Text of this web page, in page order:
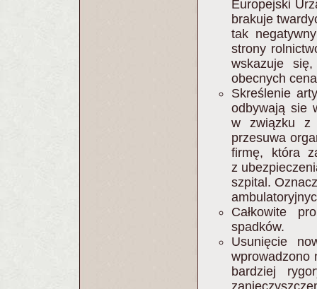
Europejski
brakuje
tak
strony
wskazuje
obecnych
Skreślenie
odbywają sie
w związku z
przesuwa
firmę, która
z
szpital.
Całkowite
spadków.
Usunięcie
wprowadzono
bardziej